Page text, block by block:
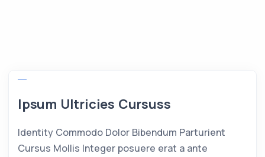
Ipsum Ultricies Cursuss
Identity Commodo Dolor Bibendum Parturient
Cursus Mollis Integer posuere erat a ante